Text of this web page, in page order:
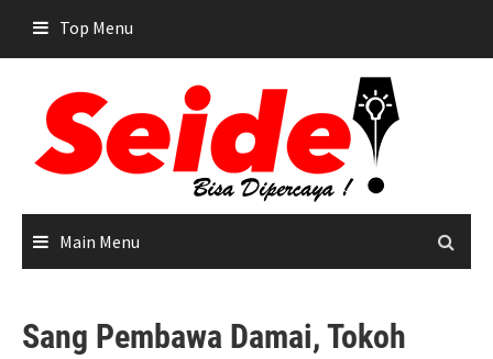
content
Top Menu
Main Menu
Sang Pembawa Damai, Tokoh